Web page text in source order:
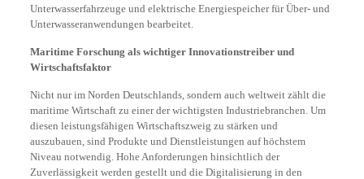
Unterwasserfahrzeuge und elektrische Energiespeicher für Über- und
Unterwasseranwendungen bearbeitet.
Maritime Forschung als wichtiger Innovationstreiber und
Wirtschaftsfaktor
Nicht nur im Norden Deutschlands, sondern auch weltweit zählt die
maritime Wirtschaft zu einer der wichtigsten Industriebranchen. Um
diesen leistungsfähigen Wirtschaftszweig zu stärken und
auszubauen, sind Produkte und Dienstleistungen auf höchstem
Niveau notwendig. Hohe Anforderungen hinsichtlich der
Zuverlässigkeit werden gestellt und die Digitalisierung in den